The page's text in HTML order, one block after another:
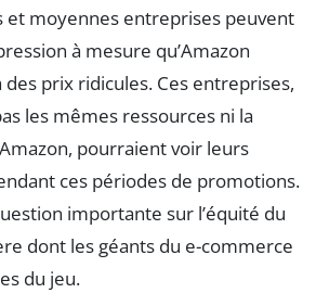
et moyennes entreprises peuvent
à mesure qu’Amazon
des prix ridicules. Ces entreprises,
les mêmes ressources ni la
pourraient voir leurs
ces périodes de promotions.
importante sur l’équité du
dont les géants du e-commerce
du jeu.